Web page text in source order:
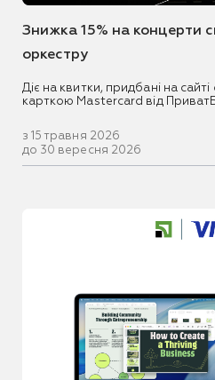
Знижка 15% на концерти
оркестру
Діє на квитки, придбані на
карткою Mastercard від
з 15 травня 2026
до 30 вересня 2026